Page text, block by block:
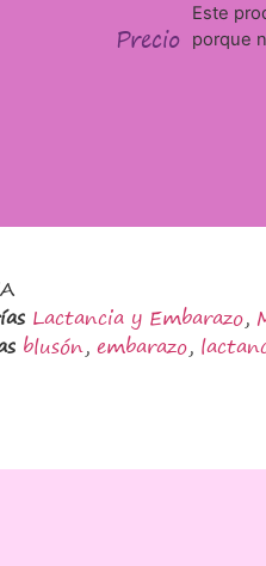
Precio
Este
porque
Lactancia y Embarazo,
blusón,embarazo,